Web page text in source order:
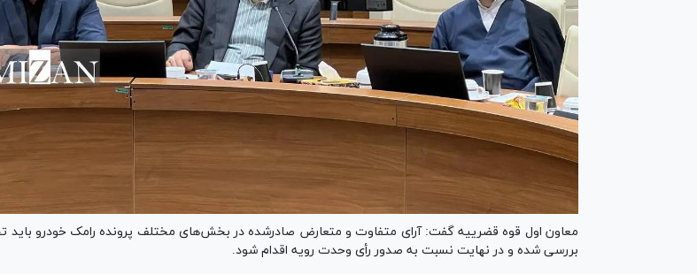
معاون اول قوه قضرییه گفت: آرای متفاوت و متعارض صادرشده در بخش‌های مختلف پرونده رامک خودرو باید
بررسی شده و در نهایت نسبت به صدور رأی وحدت رویه اقدام شود.